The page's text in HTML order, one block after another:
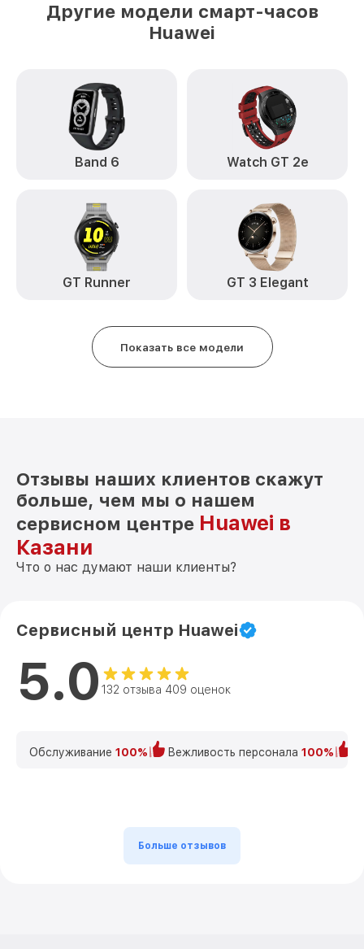
Другие модели смарт-часов
Huawei
Band 6 Watch GT 2e
GT Runner GT 3 Elegant
Показать все модели
Отзывы наших клиентов скажут
больше, чем мы о нашем
сервисном центре Huawei в
Казани
Что о нас думают наши клиенты?
Сервисный центр Huawei
5.0 132 отзыва 409 оценок
Обслуживание 100% Вежливость персонала 100%
Больше отзывов